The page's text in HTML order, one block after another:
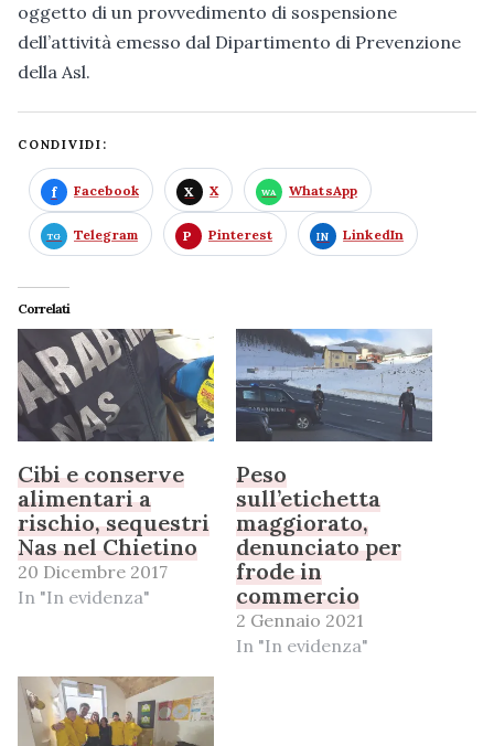
oggetto di un provvedimento di sospensione
dell’attività emesso dal Dipartimento di Prevenzione
della Asl.
CONDIVIDI:
Facebook X WhatsApp
Telegram Pinterest LinkedIn
Correlati
Cibi e conserve
alimentari a
rischio, sequestri
Nas nel Chietino
20 Dicembre 2017
In "In evidenza"
Peso
sull’etichetta
maggiorato,
denunciato per
frode in
commercio
2 Gennaio 2021
In "In evidenza"